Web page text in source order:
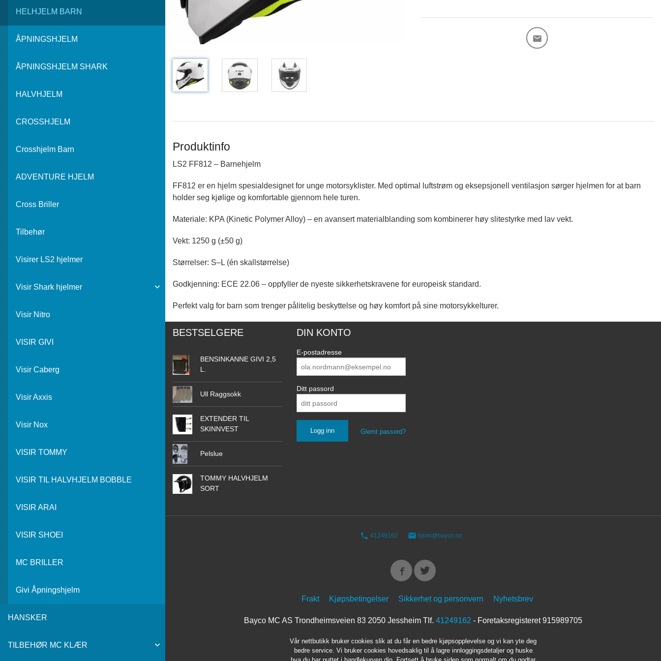
HELHJELM BARN
ÅPNINGSHJELM
ÅPNINGSHJELM SHARK
HALVHJELM
CROSSHJELM
Crosshjelm Barn
ADVENTURE HJELM
Cross Briller
Tilbehør
Visirer LS2 hjelmer
Visir Shark hjelmer
Visir Nitro
VISIR GIVI
Visir Caberg
Visir Axxis
Visir Nox
VISIR TOMMY
VISIR TIL HALVHJELM BOBBLE
VISIR ARAI
VISIR SHOEI
MC BRILLER
Givi Åpningshjelm
HANSKER
TILBEHØR MC KLÆR
Produktinfo
LS2 FF812 – Barnehjelm
FF812 er en hjelm spesialdesignet for unge motorsyklister. Med optimal luftstrøm og eksepsjonell ventilasjon sørger hjelmen for at barn
holder seg kjølige og komfortable gjennom hele turen.
Materiale: KPA (Kinetic Polymer Alloy) – en avansert materialblanding som kombinerer høy slitestyrke med lav vekt.
Vekt: 1250 g (±50 g)
Størrelser: S–L (én skallstørrelse)
Godkjenning: ECE 22.06 – oppfyller de nyeste sikkerhetskravene for europeisk standard.
Perfekt valg for barn som trenger pålitelig beskyttelse og høy komfort på sine motorsykkelturer.
BESTSELGERE
BENSINKANNE GIVI 2,5
L.
Ull Raggsokk
EXTENDER TIL
SKINNVEST
Pelslue
TOMMY HALVHJELM
SORT
DIN KONTO
E-postadresse
Ditt passord
Glemt passord?
41249162 bjorn@bayco.no
Frakt Kjøpsbetingelser Sikkerhet og personvern Nyhetsbrev
Bayco MC AS Trondheimsveien 83 2050 Jessheim Tlf. 41249162 - Foretaksregisteret 915989705
Vår nettbutikk bruker cookies slik at du får en bedre kjøpsopplevelse og vi kan yte deg
bedre service. Vi bruker cookies hovedsaklig til å lagre innloggingsdetaljer og huske